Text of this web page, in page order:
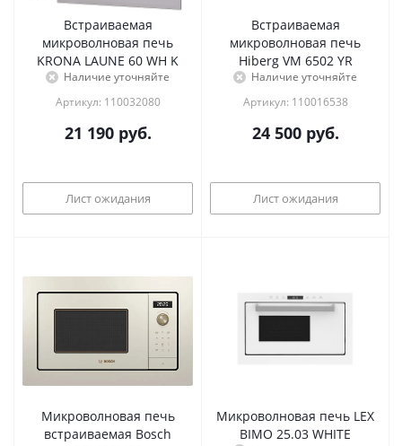
Встраиваемая
микроволновая печь
KRONA LAUNE 60 WH K
Наличие уточняйте
Артикул: 110032080
21 190руб.
Лист ожидания
Встраиваемая
микроволновая печь
Hiberg VM 6502 YR
Наличие уточняйте
Артикул: 110016538
24 500руб.
Лист ожидания
Микроволновая печь
встраиваемая Bosch
Микроволновая печь LEX
BIMO 25.03 WHITE